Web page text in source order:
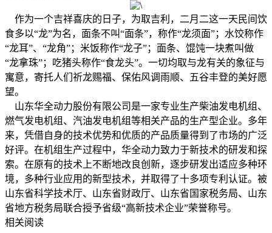
作为一个吉祥喜庆的日子，为取吉利，二月二这一天民间饮
食多以“龙”为名，面条不叫“面条”，称作“龙须面”；水饺称作
“龙耳”、“龙角”；米饭称作“龙子”；面条、馄饨一块煮叫做
“龙拿珠”；吃猪头称作“食龙头”。一切均取与龙有关的象征与
寓意，寄托人们祈龙赐福、保佑风调雨顺、五谷丰登的美好愿
望。
山东华全动力股份有限公司是一家专业生产柴油发电机组、
燃气发电机组、汽油发电机组等相关产品的生产型企业。多年
来，凭借自身的技术优势和优质的产品质量得到了市场的广泛
好评。在机组生产过程中，华全动力致力于新技术的研发和探
索。在原有的技术上不断地改良创新，逐步研发出适应多种环
境，多种行业应用的新型技术，并取得了十多项专利认证。被
山东省科学技术厅、山东省财政厅、山东省国家税务局、山东
省地方税务局联合授予省级“高新技术企业”荣誉称号。
相关阅读